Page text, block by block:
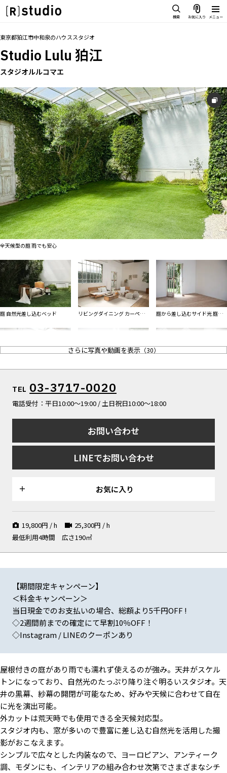
検索 お気に入り メニュー
雰囲気で探したい
SCENE
部屋ごとに写真で見比べたい
VARIATION
ひとつのスタジオであれもこれも
LOCATION
カフェやオフィスなどロケシーンも
SIZE&PRICE
広さと利用料金で探す
ALL FILTER
すべての選択肢からスタジオを探す
スタジオを探す
雰囲気で探したい
SCENE
部屋ごとに写真で見比べたい
VARIATION
ひとつのスタジオであれもこれも
LOCATION
カフェやオフィスなどロケシーン
も
SIZE&PRICE
広さと利用料金で探す
ALL FILTER
すべての選択肢からスタジオを探
す
スタジオ一覧
マップから探す
お気に入り
特集
[R]studioについて
お知らせ
お問い合わせ
トップ 料金 設備 オプション
東京都狛江市中和泉のハウススタジオ
Studio Lulu 狛江
スタジオルルコマエ
全天候型の庭 雨でも安心
庭 自然光差し込むベッド
リビングダイニング カーペッ
庭から差し込むサイド光 庭抜
天窓から注ぐ自然光 広々室内
と高い天高
庭テラス
るグリーン
い扉
天窓のある庭でピクニック撮影
グレー壁と扉
格子窓とアンティークベッド グレー壁とホワイトの扉
漆喰の壁に午後斜めに差し込む
斜めに差し込む自然光（腰壁パ
ネル使用）
本棚を背景にポートレート撮影
にも
大きな一人がけソファとグレー
壁
さらに写真や動画を表示（30）
TEL 03-3717-0020
電話受付：平日10:00〜19:00 / 土日祝日10:00〜18:00
お問い合わせ
LINEでお問い合わせ
お気に入り
19,800円 / h 25,300円 / h
最低利用4時間
広さ190㎡
【期間限定キャンペーン】
＜料金キャンペーン＞
当日現金でのお支払いの場合、総額より5千円OFF !
◇2週間前までの確定にて早割10％OFF！
◇Instagram / LINEのクーポンあり
屋根付きの庭があり雨でも濡れず使えるのが強み。天井がスケル
トンになっており、自然光のたっぷり降り注ぐ明るいスタジオ。天
井の黒幕、紗幕の開閉が可能なため、好みや天候に合わせて自在
に光を演出可能。
外カットは荒天時でも使用できる全天候対応型。
スタジオ内も、窓が多いので豊富に差し込む自然光を活用した撮
影がおこなえます。
シンプルで広々とした内装なので、ヨーロピアン、アンティーク
調、モダンにも、インテリアの組み合わせ次第でさまざまなシチ